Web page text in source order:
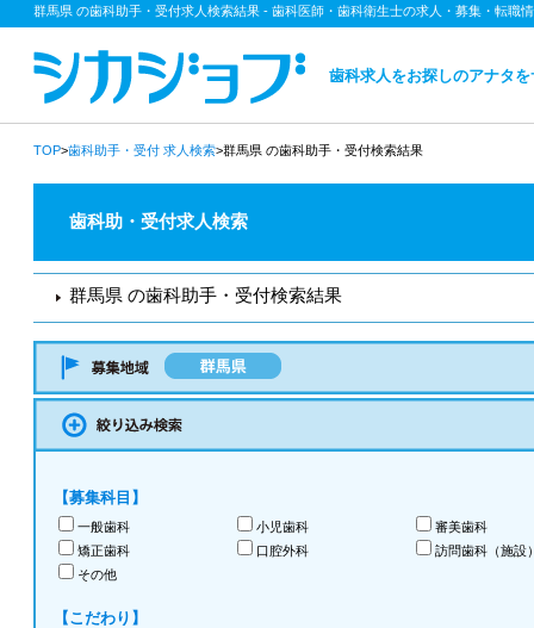
群馬県 の歯科助手・受付求人検索結果 - 歯科医師・歯科衛生士の求人・募集・転職
歯科求人をお探しのアナタ
TOP>歯科助手・受付求人検索>群馬県 の歯科助手・受付検索結果
歯科助・受付求人検索
群馬県 の歯科助手・受付検索結果
【募集科目】
一般歯科 小児歯科
審美歯科
矯正歯科
口腔外科
訪問歯科（施設
その他
【こだわり】